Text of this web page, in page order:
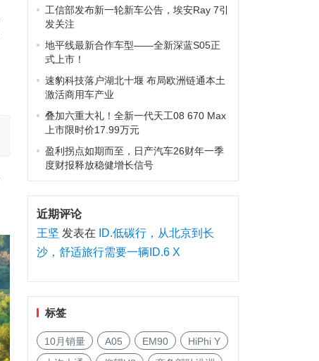
工信部发布新一轮新车公告，埃安Ray 7引
发关注
地平线最新合作车型——全新深蓝S05正
式上市！
速豹科技落户湖北十堰 布局欧洲链通本土
激活商用车产业
叠加六重大礼！全新一代天工08 670 Max
上市限时价17.99万元
盈利拐点如期而至，日产汽车26财年一季
度财报释放稳健增长信号
近期评论
王坚 发表在
ID.低碳行，从北京到长
沙，舒适旅行需要一辆ID.6 X
标签
10月销量 A05 EM90
HiPhi Y